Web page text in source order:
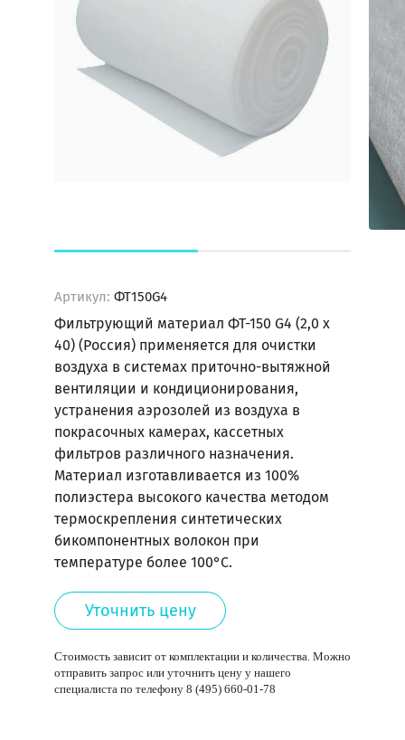
ФИЛЬТРЫ
ПОТОЛОЧНЫЕ
ФИЛЬТРУЮЩИЕ
МЕМБРАННЫЕ
НАСОСЫ
АГРЕГАТЫ
АКСЕССУАРЫ
РЕГУЛЯТОРЫ
ДАВЛЕНИЯ
МАТЕРИАЛА
ВИСКОЗИМЕТРЫ
Как
сделать
заказ?
Способы
оплаты
Отправить
запрос
Контакты
Центр
загрузок
Служба
поддержки
Техническая
информация
Артикул: ФТ150G4
Фильтрующий материал ФТ-150 G4 (2,0 х
40) (Россия) применяется для очистки
воздуха в системах приточно-вытяжной
вентиляции и кондиционирования,
устранения аэрозолей из воздуха в
покрасочных камерах, кассетных
фильтров различного назначения.
Материал изготавливается из 100%
полиэстера высокого качества методом
термоскрепления синтетических
бикомпонентных волокон при
температуре более 100°С.
Уточнить цену
Стоимость зависит от комплектации и количества. Можно
отправить запрос или уточнить цену у нашего
специалиста по телефону 8 (495) 660-01-78